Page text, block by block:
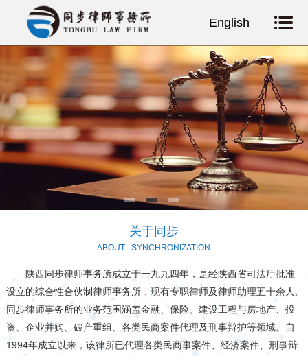
English
关于同步
同步动态
业务领域
招纳贤士
团队风采
典型案例
律所文化
律所党建
关于同步
ABOUTSYNCHRONIZATION
陕西同步律师事务所成立于一九九四年，是经陕西省司法厅批准
设立的综合性合伙制律师事务所，现有专职律师及律师助理五十余人,
同步律师事务所的业务范围涵盖金融、保险、建设工程与房地产、投
资、企业并购、破产重组、各类民商案件代理及刑事辩护等领域。自
1994年成立以来，该律所已代理各类民商事案件、经济案件、刑事辩